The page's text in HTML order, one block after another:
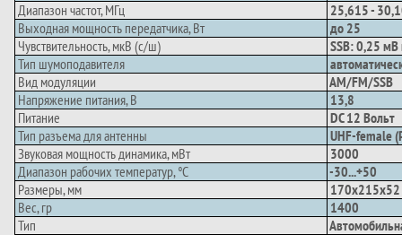
Диапазон частот, МГц
25,615 -
Выходная мощность передатчика, Вт
до 25
Чувствительность, мкВ (с/ш)
SSB: 0,25
Тип шумоподавителя
Вид модуляции
AM/FM/SSB
Напряжение питания, В
13,8
Питание
DC 12 Вольт
Тип разъема для антенны
UHF-female
Звуковая мощность динамика, мВт
3000
Диапазон рабочих температур, °С
-30...+50
Размеры, мм
170x215x52
Вес, гр
1400
Тип